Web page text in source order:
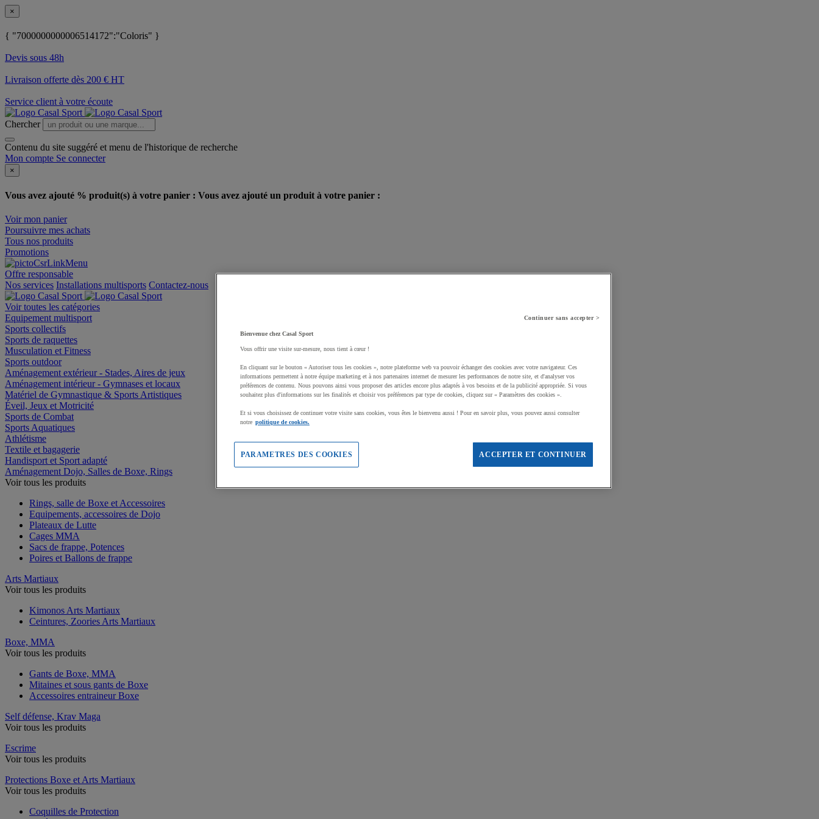
×
{ "7000000000006514172":"Coloris" }
Devis sous 48h
Livraison offerte dès 200 € HT
Service client à votre écoute
Chercher
Contenu du site suggéré et menu de l'historique de recherche
Mon compte Se connecter
×
Vous avez ajouté % produit(s) à votre panier : Vous avez ajouté un produit à votre panier :
Voir mon panier
Poursuivre mes achats
Tous nos produits
Promotions
Offre responsable
Nos services Installations multisports Contactez-nous
Voir toutes les catégories
Equipement multisport
Sports collectifs
Sports de raquettes
Musculation et Fitness
Sports outdoor
Aménagement extérieur - Stades, Aires de jeux
Aménagement intérieur - Gymnases et locaux
Matériel de Gymnastique & Sports Artistiques
Éveil, Jeux et Motricité
Sports de Combat
Sports Aquatiques
Athlétisme
Textile et bagagerie
Handisport et Sport adapté
Aménagement Dojo, Salles de Boxe, Rings
Voir tous les produits
Rings, salle de Boxe et Accessoires
Equipements, accessoires de Dojo
Plateaux de Lutte
Cages MMA
Sacs de frappe, Potences
Poires et Ballons de frappe
Arts Martiaux
Voir tous les produits
Kimonos Arts Martiaux
Ceintures, Zoories Arts Martiaux
Boxe, MMA
Voir tous les produits
Gants de Boxe, MMA
Mitaines et sous gants de Boxe
Accessoires entraineur Boxe
Self défense, Krav Maga
Voir tous les produits
Escrime
Voir tous les produits
Protections Boxe et Arts Martiaux
Voir tous les produits
Coquilles de Protection
Continuer sans accepter >
Bienvenue chez Casal Sport
Vous offrir une visite sur-mesure, nous tient à cœur !
En cliquant sur le bouton « Autoriser tous les cookies », notre plateforme web va pouvoir échanger des cookies avec votre navigateur. Ces
informations permettent à notre équipe marketing et à nos partenaires internet de mesurer les performances de notre site, et d'analyser vos
préférences de contenu. Nous pouvons ainsi vous proposer des articles encore plus adaptés à vos besoins et de la publicité appropriée. Si vous
souhaitez plus d'informations sur les finalités et choisir vos préférences par type de cookies, cliquez sur « Paramètres des cookies ».
Et si vous choisissez de continuer votre visite sans cookies, vous êtes le bienvenu aussi ! Pour en savoir plus, vous pouvez aussi consulter
notre politique de cookies.
ACCEPTER ET CONTINUER
PARAMETRES DES COOKIES